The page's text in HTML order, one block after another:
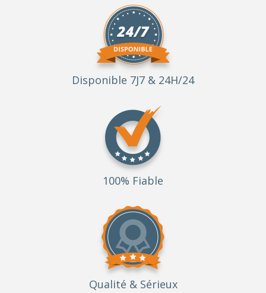
Disponible 7J7 & 24H/24
100% Fiable
Qualité & Sérieux